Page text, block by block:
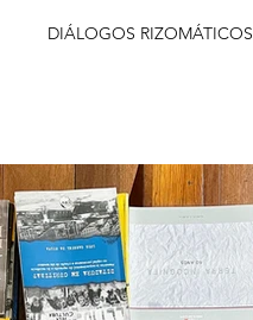
DIÁLOGOS RIZOMÁTICOS